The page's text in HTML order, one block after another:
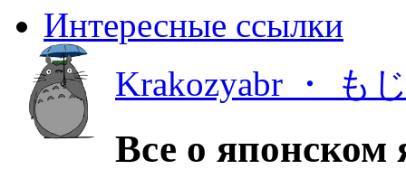
Интересные ссылки
Krakozyabr ・ も
Все о японском